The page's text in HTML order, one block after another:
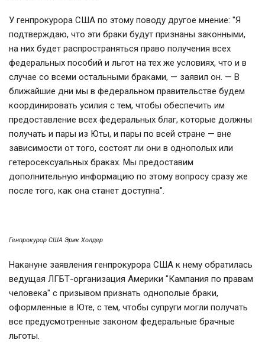
У генпрокурора США по этому поводу другое мнение: "Я
подтверждаю, что эти браки будут признаны законными,
на них будет распространяться право получения всех
федеральных пособий и льгот на тех же условиях, что и в
случае со всеми остальными браками, — заявил он. — В
ближайшие дни мы в федеральном правительстве будем
координировать усилия с тем, чтобы обеспечить им
предоставление всех федеральных благ, которые должны
получать и пары из Юты, и пары по всей стране — вне
зависимости от того, состоят ли они в однополых или
гетеросексуальных браках. Мы предоставим
дополнительную информацию по этому вопросу сразу же
после того, как она станет доступна".
Генпрокурор США Эрик Холдер
Накануне заявления генпрокурора США к нему обратилась
ведущая ЛГБТ-организация Америки "Кампания по правам
человека" с призывом признать однополые браки,
оформленные в Юте, с тем, чтобы супруги могли получать
все предусмотренные законом федеральные брачные
льготы.